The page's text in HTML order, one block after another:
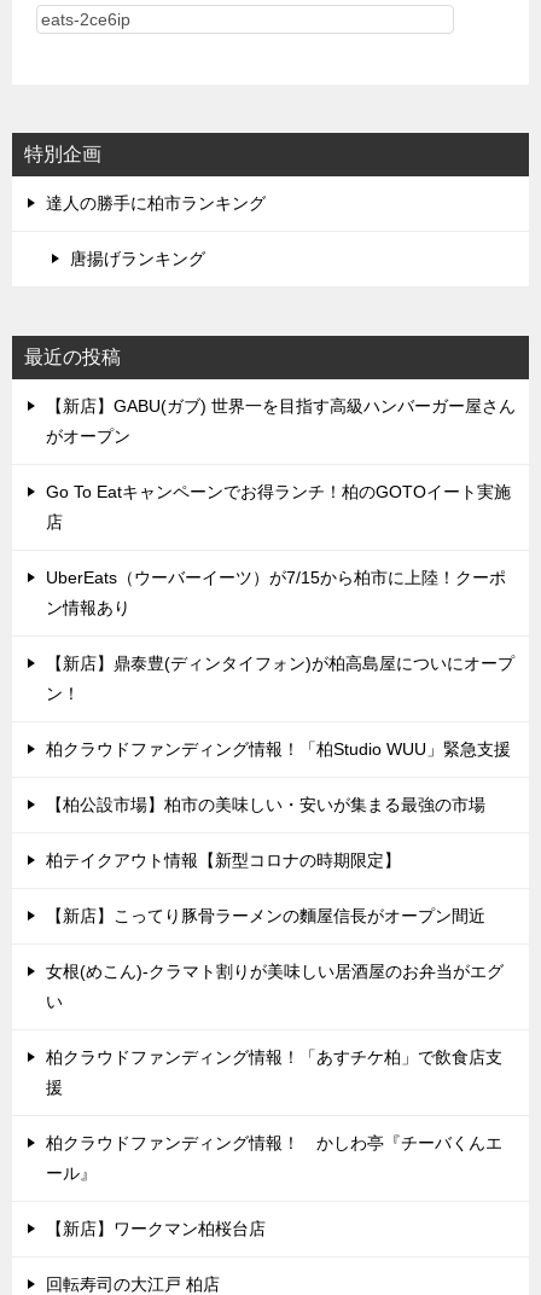
特別企画
達人の勝手に柏市ランキング
唐揚げランキング
最近の投稿
【新店】GABU(ガブ) 世界一を目指す高級ハンバーガー屋さん
がオープン
Go To Eatキャンペーンでお得ランチ！柏のGOTOイート実施
店
UberEats（ウーバーイーツ）が7/15から柏市に上陸！クーポ
ン情報あり
【新店】鼎泰豊(ディンタイフォン)が柏高島屋についにオープ
ン！
柏クラウドファンディング情報！「柏Studio WUU」緊急支援
【柏公設市場】柏市の美味しい・安いが集まる最強の市場
柏テイクアウト情報【新型コロナの時期限定】
【新店】こってり豚骨ラーメンの麵屋信長がオープン間近
女根(めこん)-クラマト割りが美味しい居酒屋のお弁当がエグ
い
柏クラウドファンディング情報！「あすチケ柏」で飲食店支
援
柏クラウドファンディング情報！ かしわ亭『チーバくんエ
ール』
【新店】ワークマン柏桜台店
回転寿司の大江戸 柏店